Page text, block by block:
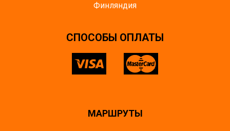
Финляндия
CПОСОБЫ ОПЛАТЫ
МАРШРУТЫ